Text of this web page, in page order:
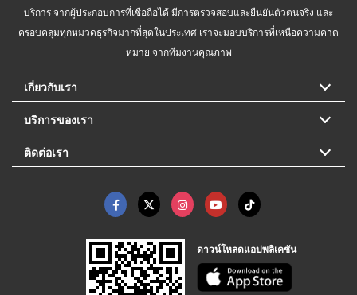
บริการ จากผู้ประกอบการที่เชื่อถือได้ มีการตรวจสอบและยืนยันตัวตนจริง และ
ครอบคลุมทุกหมวดธุรกิจมากที่สุดในประเทศ เราจะมอบบริการที่เหนือความคาด
หมาย จากทีมงานคุณภาพ
เกี่ยวกับเรา
บริการของเรา
ติดต่อเรา
ดาวน์โหลดแอปพลิเคชัน